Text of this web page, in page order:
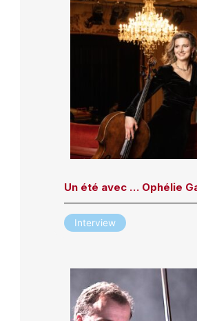
Un été avec … Ophélie
Interview